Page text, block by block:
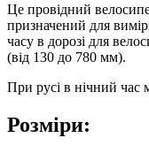
Це провідний
призначений для
часу в дорозі для
(від 130 до 780 мм).
При русі в нічний час
Розміри: